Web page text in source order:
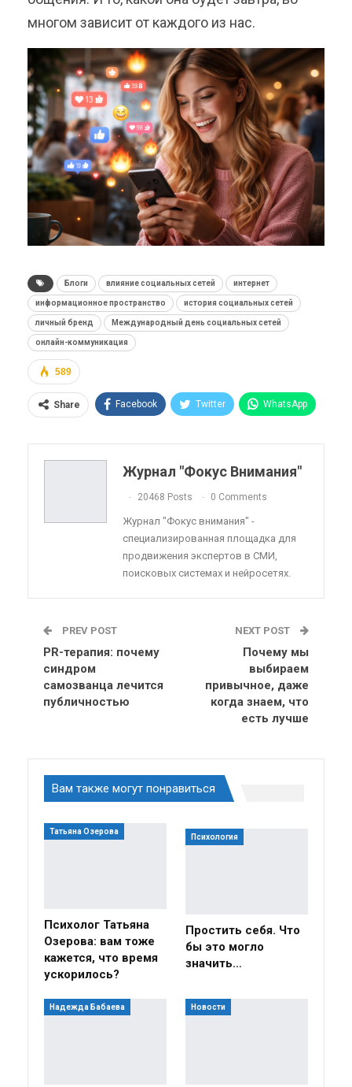
многом зависит от каждого из нас.
Блоги влияние социальных сетей интернет
информационное пространство история социальных сетей
личный бренд Международный день социальных сетей
онлайн-коммуникация
589
Share Facebook Twitter WhatsApp
Telegram VK Viber
Linkedin Tumblr
Журнал "Фокус Внимания"
20468 Posts 0 Comments
Журнал "Фокус внимания" -
специализированная площадка для
продвижения экспертов в СМИ,
поисковых системах и нейросетях.
PREV POST
PR-терапия: почему
синдром
самозванца лечится
публичностью
NEXT POST
Почему мы
выбираем
привычное, даже
когда знаем, что
есть лучше
Вам также могут понравиться
Татьяна Озерова
Психолог Татьяна
Озерова: вам тоже
кажется, что время
ускорилось?
Психология
Простить себя. Что
бы это могло
значить…
Надежда Бабаева Новости